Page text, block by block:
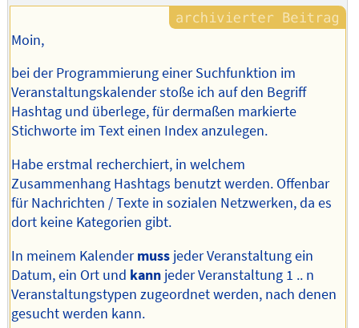
Moin,
bei der Programmierung einer Suchfunktion im
Veranstaltungskalender stoße ich auf den Begriff
Hashtag und überlege, für dermaßen markierte
Stichworte im Text einen Index anzulegen.
Habe erstmal recherchiert, in welchem
Zusammenhang Hashtags benutzt werden. Offenbar
für Nachrichten / Texte in sozialen Netzwerken, da es
dort keine Kategorien gibt.
In meinem Kalendermuss jeder Veranstaltung ein
Datum, ein Ort und kann jeder Veranstaltung 1 .. n
Veranstaltungstypen zugeordnet werden, nach denen
gesucht werden kann.